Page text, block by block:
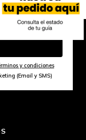
y condiciones
(Email y SMS)